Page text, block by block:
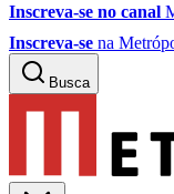
Inscreva-se no canal
Inscreva-se na
Busca